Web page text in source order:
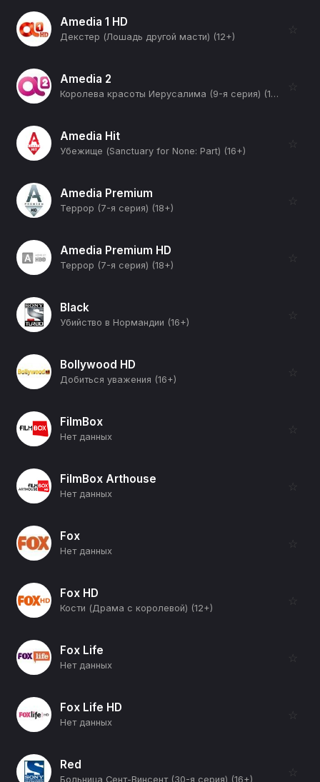
Amedia 1 HD
Декстер (Лошадь другой масти) (12+)
☆
Amedia 2
Королева красоты Иерусалима (9-я серия) (12+)
☆
Amedia Hit
Убежище (Sanctuary for None: Part) (16+)
☆
Amedia Premium
Террор (7-я серия) (18+)
☆
Amedia Premium HD
Террор (7-я серия) (18+)
☆
Black
Убийство в Нормандии (16+)
☆
Bollywood HD
Добиться уважения (16+)
☆
FilmBox
Нет данных
☆
FilmBox Arthouse
Нет данных
☆
Fox
Нет данных
☆
Fox HD
Кости (Драма с королевой) (12+)
☆
Fox Life
Нет данных
☆
Fox Life HD
Нет данных
☆
Red
Больница Сент-Винсент (30-я серия) (16+)
☆